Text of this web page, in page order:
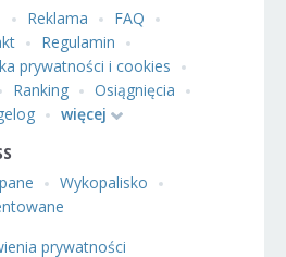
Reklama
FAQ
Regulamin
prywatności i cookies
Ranking
Osiągnięcia
więcej
Wykopalisko
prywatności